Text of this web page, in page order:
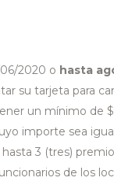
2020 o hasta
su tarjeta para
un mínimo de
importe sea
3 (tres)
de los